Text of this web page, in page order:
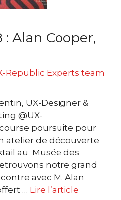
Alan Cooper,
Republic Experts team
UX-Designer &
@UX-
poursuite pour
atelier de découverte
au Musée des
notre grand
avec M. Alan
… Lire l’article